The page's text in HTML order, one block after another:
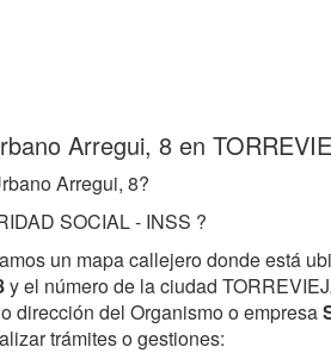
Arregui, 8 en
Arregui, 8?
SOCIAL - INSS ?
un mapa callejero donde está
y el número de la ciudad
dirección del Organismo o empresa
trámites o gestiones: